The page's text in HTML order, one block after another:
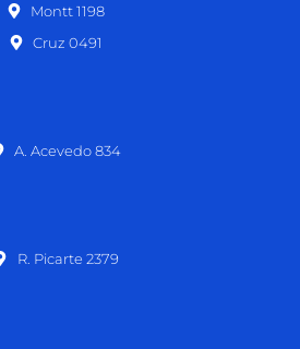
Montt 1198
Cruz 0491
A. Acevedo 834
R. Picarte 2379